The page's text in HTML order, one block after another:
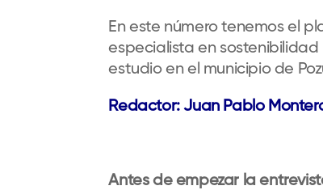
En este número tenemos el
especialista en
estudio en el municipio de
Redactor: Juan Pablo
Antes de empezar la